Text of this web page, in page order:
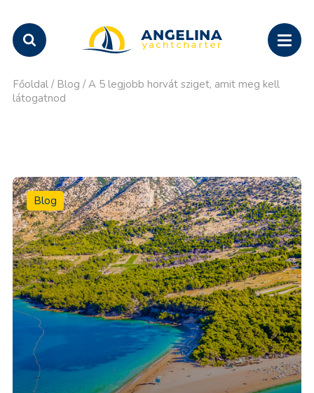
Főoldal / Blog / A 5 legjobb horvát sziget, amit meg kell
látogatnod
Blog